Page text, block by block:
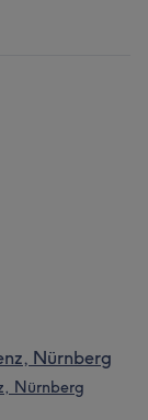
Nürnberg
Nürnberg